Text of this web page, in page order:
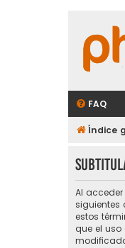
FAQ
Índice
Al acceder
siguientes
estos
que el